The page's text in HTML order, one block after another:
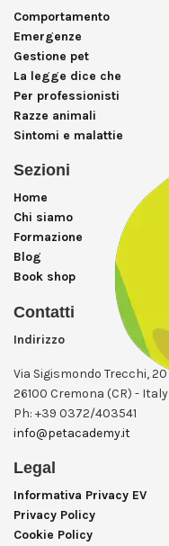
Comportamento
Emergenze
Gestione pet
La legge dice che
Per professionisti
Razze animali
Sintomi e malattie
Sezioni
Home
Chi siamo
Formazione
Blog
Book shop
Contatti
Indirizzo
Via Sigismondo Trecchi, 20
26100 Cremona (CR) - Italy
Ph: +39 0372/403541
info@petacademy.it
Legal
Informativa Privacy EV
Privacy Policy
Cookie Policy